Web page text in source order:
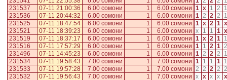
231537
07-11 21:00:36 6.00 сомони 1 6.00 сомони 1 x 1 2
1
231536
07-11 20:44:32 6.00 сомони 1 6.00 сомони 1 2 2 2
1
231525
07-11 18:47:54 6.00 сомони 1 6.00 сомони 1 x 2 1 x
231521
07-11 18:39:23 6.00 сомони 1 6.00 сомони x 1 1 1 x
231519
07-11 18:37:17 6.00 сомони 1 6.00 сомони 1 x 2 1
1
231516
07-11 17:57:29 6.00 сомони 1 6.00 сомони 1 1 2 1 2
231496
07-11 14:45:23 6.00 сомони 1 6.00 сомони 1 2 2 2
1
231534
07-11 19:58:43 7.00 сомони 1 7.00 сомони 1 1 1 1
1
231533
07-11 19:57:28 7.00 сомони 1 7.00 сомони 2 2 2 2 2
231532
07-11 19:56:43 7.00 сомони 1 7.00 сомони x x x x x